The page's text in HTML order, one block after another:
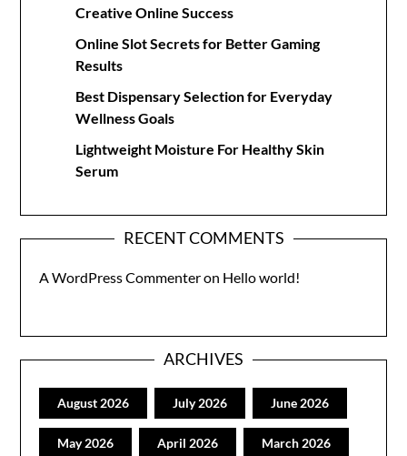
Creative Online Success
Online Slot Secrets for Better Gaming
Results
Best Dispensary Selection for Everyday
Wellness Goals
Lightweight Moisture For Healthy Skin
Serum
RECENT COMMENTS
A WordPress Commenteron Hello world!
ARCHIVES
August 2026 July 2026 June 2026
May 2026 April 2026 March 2026